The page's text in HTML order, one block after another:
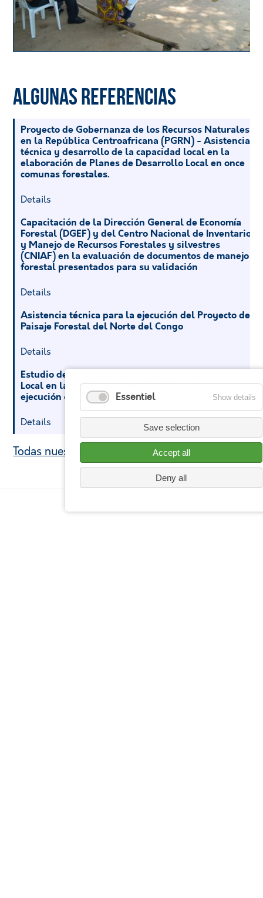
Algunas referencias
Proyecto de Gobernanza de los Recursos Naturales
en la República Centroafricana (PGRN) - Asistencia
técnica y desarrollo de la capacidad local en la
elaboración de Planes de Desarrollo Local en once
comunas forestales.
Details
Capacitación de la Dirección General de Economía
Forestal (DGEF) y del Centro Nacional de Inventarios
y Manejo de Recursos Forestales y silvestres
(CNIAF) en la evaluación de documentos de manejo
forestal presentados para su validación
Details
Asistencia técnica para la ejecución del Proyecto de
Paisaje Forestal del Norte del Congo
Details
Estudio de viabilidad del Proyecto de Desarrollo
Local en la RCA Occidental (PDLO) para la posterior
ejecución del proyecto
Details
Todas nuestras referencias
Essentiel Show details
Save selection
Accept all
Deny all